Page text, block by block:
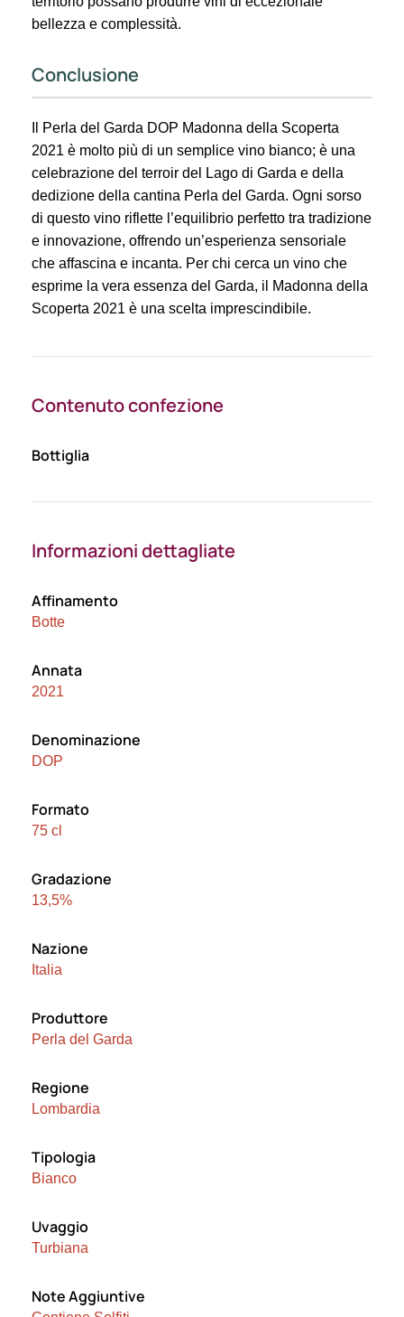
bellezza e complessità.
Conclusione
Il Perla del Garda DOP Madonna della Scoperta
2021 è molto più di un semplice vino bianco; è una
celebrazione del terroir del Lago di Garda e della
dedizione della cantina Perla del Garda. Ogni sorso
di questo vino riflette l’equilibrio perfetto tra tradizione
e innovazione, offrendo un’esperienza sensoriale
che affascina e incanta. Per chi cerca un vino che
esprime la vera essenza del Garda, il Madonna della
Scoperta 2021 è una scelta imprescindibile.
Contenuto confezione
Bottiglia
Informazioni dettagliate
Affinamento
Botte
Annata
2021
Denominazione
DOP
Formato
75 cl
Gradazione
13,5%
Nazione
Italia
Produttore
Perla del Garda
Regione
Lombardia
Tipologia
Bianco
Uvaggio
Turbiana
Note Aggiuntive